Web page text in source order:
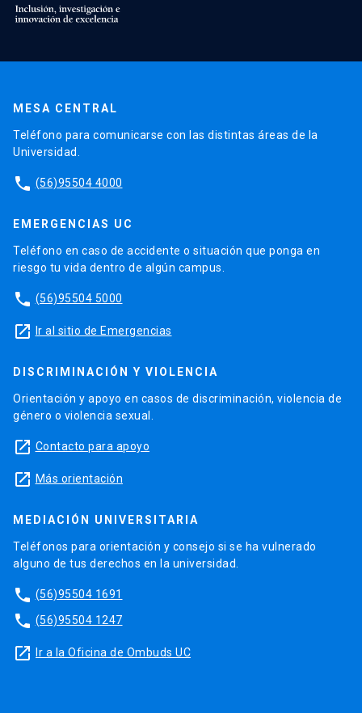
MESA CENTRAL
Teléfono para comunicarse con las distintas áreas de la
Universidad.
phone (56)95504 4000
EMERGENCIAS UC
Teléfono en caso de accidente o situación que ponga en
riesgo tu vida dentro de algún campus.
phone (56)95504 5000
launch Ir al sitio de Emergencias
DISCRIMINACIÓN Y VIOLENCIA
Orientación y apoyo en casos de discriminación, violencia de
género o violencia sexual.
launch Contacto para apoyo
launch Más orientación
MEDIACIÓN UNIVERSITARIA
Teléfonos para orientación y consejo si se ha vulnerado
alguno de tus derechos en la universidad.
phone (56)95504 1691
phone (56)95504 1247
launch Ir a la Oficina de Ombuds UC